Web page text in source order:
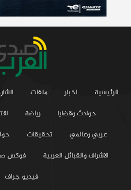
الرئيسية اخبار ملفات
حوادث وقضايا
رياضة
عربي وعالمي
تحقيقات
الاشراف والقبائل العربية
فوكس
فيديو جراف